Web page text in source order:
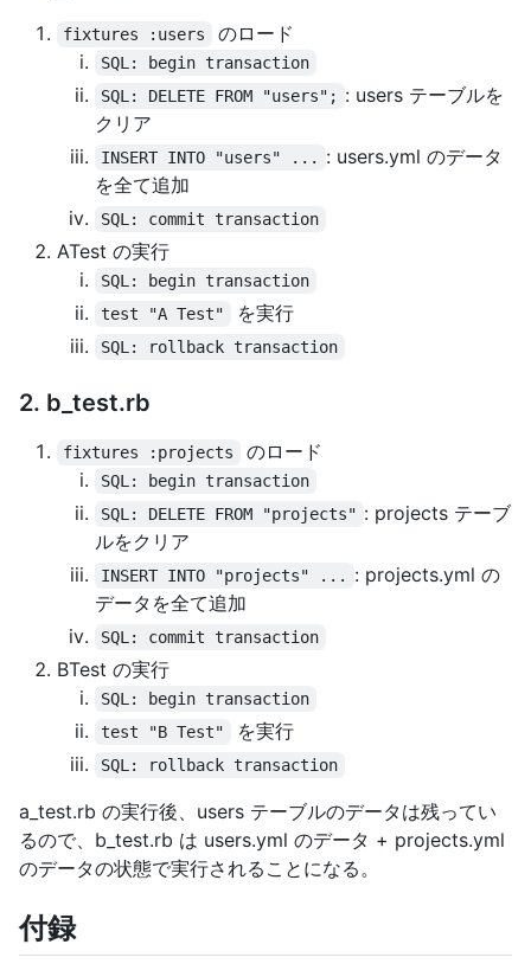
fixtures :users のロード
SQL: begin transaction
SQL: DELETE FROM "users"; : users テーブルを
クリア
INSERT INTO "users" ...
: users.yml のデータ
を全て追加
SQL: commit transaction
ATest の実行
SQL: begin transaction
test "A Test"
を実行
SQL: rollback transaction
2. b_test.rb
fixtures :projects のロード
SQL: begin transaction
SQL: DELETE FROM "projects" : projects テーブ
ルをクリア
INSERT INTO "projects" ...
: projects.yml の
データを全て追加
SQL: commit transaction
BTest の実行
SQL: begin transaction
test "B Test"
を実行
SQL: rollback transaction
a_test.rb の実行後、users テーブルのデータは残ってい
るので、b_test.rb は users.yml のデータ + projects.yml
のデータの状態で実行されることになる。
付録